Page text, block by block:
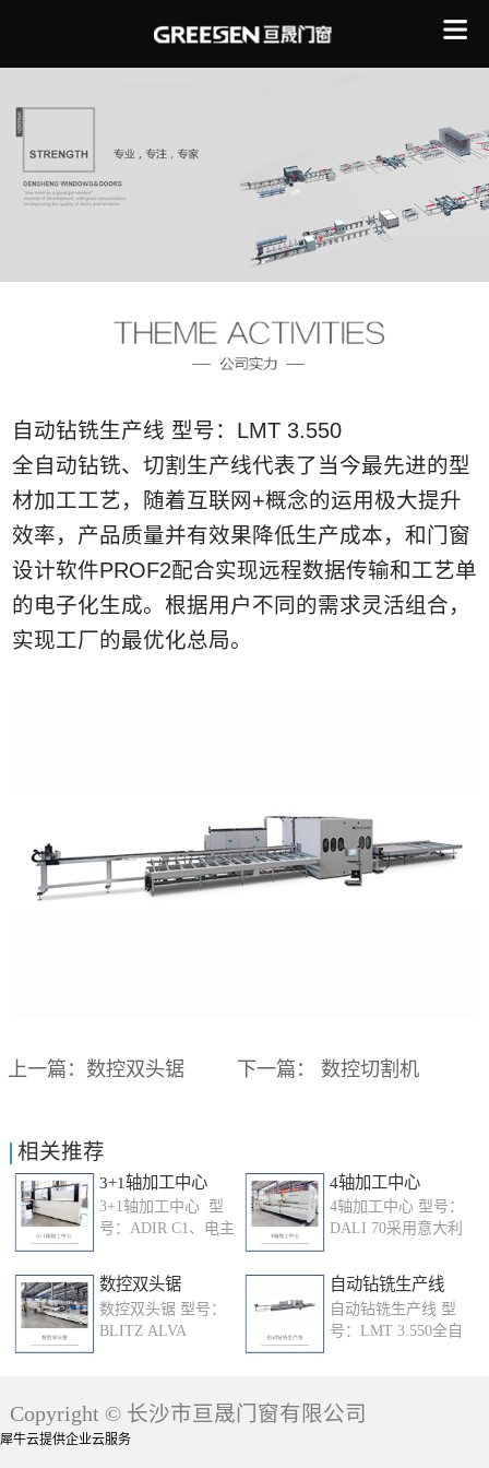
自动钻铣生产线 型号：LMT 3.550
全自动钻铣、切割生产线代表了当今最先进的型
材加工工艺，随着互联网+概念的运用极大提升
效率，产品质量并有效果降低生产成本，和门窗
设计软件PROF2配合实现远程数据传输和工艺单
的电子化生成。根据用户不同的需求灵活组合，
实现工厂的最优化总局。
上一篇： 数控双头锯 下一篇： 数控切割机
相关推荐
3+1轴加工中心
3+1轴加工中心 型
号：ADIR C1、电主
1000/12000rpm,3kw2、
工作台气动翻转-90°
到0到+90°3、数显
夾具位置，4个气动
+FOMCAM软件5、
ISO30刀柄，纯油微
滴润滑6、加工范
4轴加工中心
4轴加工中心 型号：
DALI 70采用意大利
结构与德国型材数
控技术结合我司专
业成果开发而成，
通过CNC控制三轴
轻质合金、铁质及
PVC等型材的多面
数控双头锯
数控双头锯 型号：
BLITZ ALVA
电机，2.2Kw-
2800rpm
自动钻铣生产线
自动钻铣生产线 型
号：LMT 3.550全自
艺，随着互联网+概
Copyright © 长沙市亘晟门窗有限公司
犀牛云提供企业云服务